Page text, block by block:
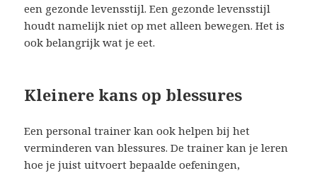
een gezonde levensstijl. Een gezonde levensstijl
houdt namelijk niet op met alleen bewegen. Het is
ook belangrijk wat je eet.
Kleinere kans op blessures
Een personal trainer kan ook helpen bij het
verminderen van blessures. De trainer kan je leren
hoe je juist uitvoert bepaalde oefeningen,